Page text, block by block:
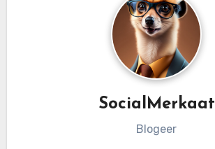
SocialMerkaat
Blogeer